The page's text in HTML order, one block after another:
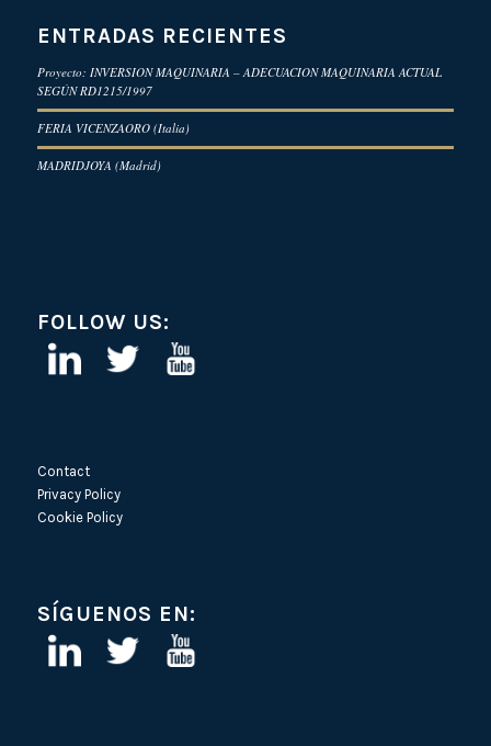
ENTRADAS RECIENTES
Proyecto: INVERSION MAQUINARIA – ADECUACION MAQUINARIA ACTUAL
SEGÚN RD1215/1997
FERIA VICENZAORO (Italia)
MADRIDJOYA (Madrid)
FOLLOW US:
Contact
Privacy Policy
Cookie Policy
SÍGUENOS EN: